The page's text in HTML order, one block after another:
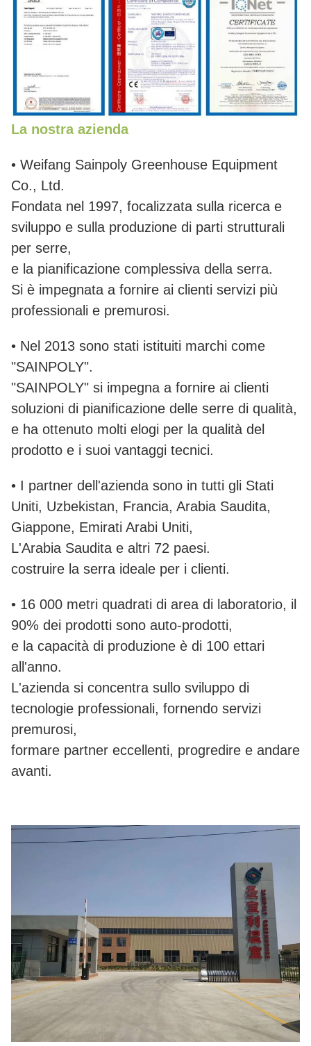
La nostra azienda
• Weifang Sainpoly Greenhouse Equipment
Co., Ltd.
Fondata nel 1997, focalizzata sulla ricerca e
sviluppo e sulla produzione di parti strutturali
per serre,
e la pianificazione complessiva della serra.
Si è impegnata a fornire ai clienti servizi più
professionali e premurosi.
• Nel 2013 sono stati istituiti marchi come
"SAINPOLY".
"SAINPOLY" si impegna a fornire ai clienti
soluzioni di pianificazione delle serre di qualità,
e ha ottenuto molti elogi per la qualità del
prodotto e i suoi vantaggi tecnici.
• I partner dell'azienda sono in tutti gli Stati
Uniti, Uzbekistan, Francia, Arabia Saudita,
Giappone, Emirati Arabi Uniti,
L'Arabia Saudita e altri 72 paesi.
costruire la serra ideale per i clienti.
• 16 000 metri quadrati di area di laboratorio, il
90% dei prodotti sono auto-prodotti,
e la capacità di produzione è di 100 ettari
all'anno.
L'azienda si concentra sullo sviluppo di
tecnologie professionali, fornendo servizi
premurosi,
formare partner eccellenti, progredire e andare
avanti.